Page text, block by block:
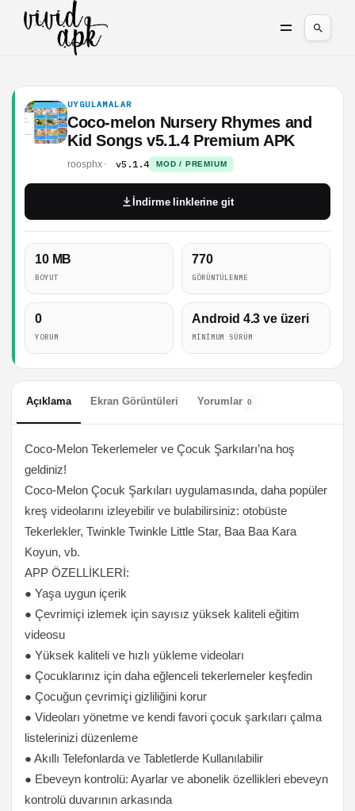
UYGULAMALAR
Coco-melon Nursery Rhymes and
Kid Songs v5.1.4 Premium APK
roosphx v5.1.4 MOD / PREMIUM
10 MB
BOYUT
770
GÖRÜNTÜLENME
0
YORUM
Android 4.3 ve üzeri
MINIMUM SÜRÜM
İndirme linklerine git
Açıklama Ekran Görüntüleri Yorumlar 0
Coco-Melon Tekerlemeler ve Çocuk Şarkıları’na hoş
geldiniz!
Coco-Melon Çocuk Şarkıları uygulamasında, daha popüler
kreş videolarını izleyebilir ve bulabilirsiniz: otobüste
Tekerlekler, Twinkle Twinkle Little Star, Baa Baa Kara
Koyun, vb.
APP ÖZELLİKLERİ:
● Yaşa uygun içerik
● Çevrimiçi izlemek için sayısız yüksek kaliteli eğitim
videosu
● Yüksek kaliteli ve hızlı yükleme videoları
● Çocuklarınız için daha eğlenceli tekerlemeler keşfedin
● Çocuğun çevrimiçi gizliliğini korur
● Videoları yönetme ve kendi favori çocuk şarkıları çalma
listelerinizi düzenleme
● Akıllı Telefonlarda ve Tabletlerde Kullanılabilir
● Ebeveyn kontrolü: Ayarlar ve abonelik özellikleri ebeveyn
kontrolü duvarının arkasında